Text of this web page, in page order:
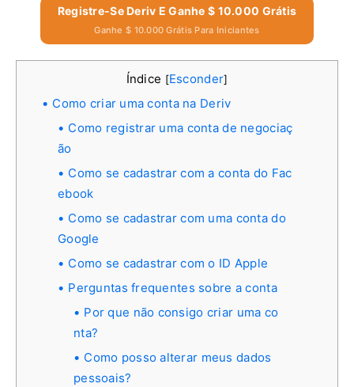
Registre-Se Deriv E Ganhe $ 10.000 Grátis
Ganhe $ 10.000 Grátis Para Iniciantes
Índice [Esconder]
Como criar uma conta na Deriv
Como registrar uma conta de negociaç
ão
Como se cadastrar com a conta do Fac
ebook
Como se cadastrar com uma conta do
Google
Como se cadastrar com o ID Apple
Perguntas frequentes sobre a conta
Por que não consigo criar uma co
nta?
Como posso alterar meus dados
pessoais?